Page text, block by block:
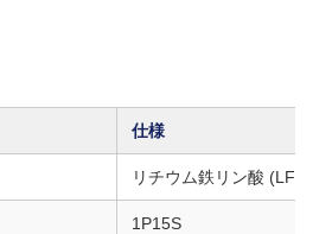
仕様
リチウム鉄リン酸 (LFP)
1P15S